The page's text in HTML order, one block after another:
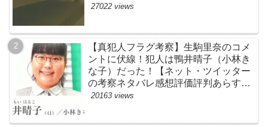
め】
27022 views
【真犯人フラグ考察】生駒里奈のコメ
ントに伏線！犯人は鴨井晴子（小林き
な子）だった！【ネット・ツイッター
の考察ネタバレ感想評価評判あらすじ
原作犯人キャスト黒幕伏線まとめ・鴨
20163 views